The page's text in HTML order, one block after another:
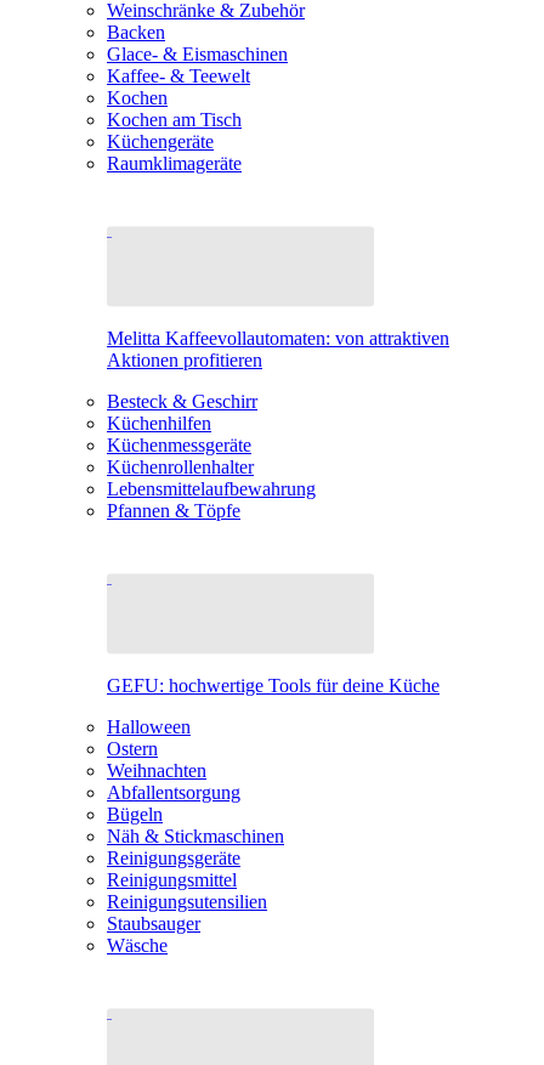
Weinschränke & Zubehör
Backen
Glace- & Eismaschinen
Kaffee- & Teewelt
Kochen
Kochen am Tisch
Küchengeräte
Raumklimageräte
Melitta Kaffeevollautomaten: von attraktiven
Aktionen profitieren
Besteck & Geschirr
Küchenhilfen
Küchenmessgeräte
Küchenrollenhalter
Lebensmittelaufbewahrung
Pfannen & Töpfe
GEFU: hochwertige Tools für deine Küche
Halloween
Ostern
Weihnachten
Abfallentsorgung
Bügeln
Näh & Stickmaschinen
Reinigungsgeräte
Reinigungsmittel
Reinigungsutensilien
Staubsauger
Wäsche